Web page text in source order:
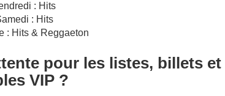
: Hits
: Hits
: Hits & Reggaeton
pour les listes, billets et
VIP ?